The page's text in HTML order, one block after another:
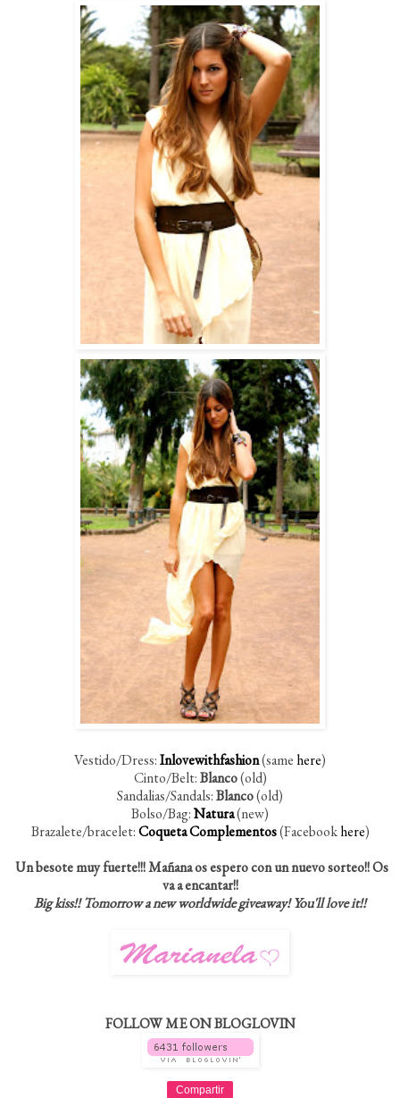
Vestido/Dress:Inlovewithfashion(same here)
Cinto/Belt:Blanco(old)
Sandalias/Sandals:Blanco(old)
Bolso/Bag:Natura(new)
Brazalete/bracelet:Coqueta Complementos(Facebookhere)
Un besote muy fuerte!!! Mañana os espero con un nuevo sorteo!! Os
va a encantar!!
Big kiss!! Tomorrow a new worldwide giveaway! You'll love it!!
FOLLOW ME ON BLOGLOVIN
Compartir